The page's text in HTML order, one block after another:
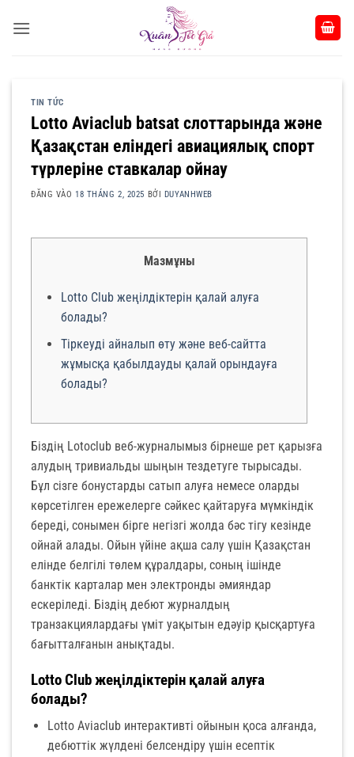
qua
TIN TỨC
Lotto Aviaclub batsat слоттарында және
Қазақстан еліндегі авиациялық спорт
түрлеріне ставкалар ойнау
ĐĂNG VÀO18 THÁNG 2, 2025 BỞI DUYANHWEB
Мазмұны
Lotto Club жеңілдіктерін қалай алуға
болады?
Тіркеуді айналып өту және веб-сайтта
жұмысқа қабылдауды қалай орындауға
болады?
Біздің Lotoclub веб-журналымыз бірнеше рет қарызға
алудың тривиальды шыңын тездетуге тырысады.
Бұл сізге бонустарды сатып алуға немесе оларды
көрсетілген ережелерге сәйкес қайтаруға мүмкіндік
береді, сонымен бірге негізгі жолда бәс тігу кезінде
ойнай алады. Ойын үйіне ақша салу үшін Қазақстан
елінде белгілі төлем құралдары, соның ішінде
банктік карталар мен электронды әмияндар
ескеріледі. Біздің дебют журналдың
транзакциялардағы үміт уақытын едәуір қысқартуға
бағытталғанын анықтады.
Lotto Club жеңілдіктерін қалай алуға
болады?
Lotto Aviaclub интерактивті ойынын қоса алғанда,
дебюттік жүлдені белсендіру үшін есептік